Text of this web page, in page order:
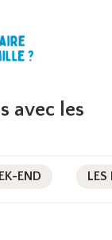
avec les
END LES